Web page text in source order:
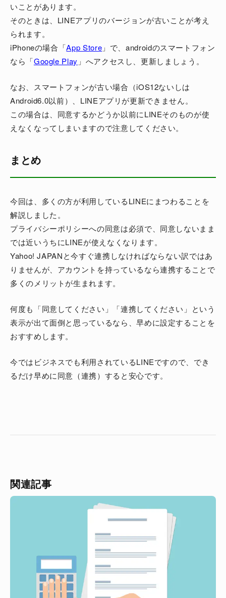
いことがあります。
そのときは、LINEアプリのバージョンが古いことが考え
られます。
iPhoneの場合「App Store 」で、androidのスマートフォン
なら「Google Play 」へアクセスし、更新しましょう。
なお、スマートフォンが古い場合（iOS12ないしは
Android6.0以前）、LINEアプリが更新できません。
この場合は、同意するかどうか以前にLINEそのものが使
えなくなってしまいますので注意してください。
まとめ
今回は、多くの方が利用しているLINEにまつわることを
解説しました。
プライバシーポリシーへの同意は必須で、同意しないまま
では近いうちにLINEが使えなくなります。
Yahoo! JAPANと今すぐ連携しなければならない訳ではあ
りませんが、アカウントを持っているなら連携することで
多くのメリットが生まれます。
何度も「同意してください」「連携してください」という
表示が出て面倒と思っているなら、早めに設定することを
おすすめします。
今ではビジネスでも利用されているLINEですので、でき
るだけ早めに同意（連携）すると安心です。
関連記事